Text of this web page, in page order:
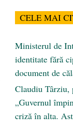
CELE MAI
Ministerul de
identitate fără
document de
Claudiu Târziu,
„Guvernul
criză în alta.